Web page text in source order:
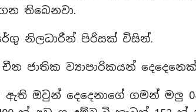
තිබෙනවා.
නිලධාරීන් පිරිසක් විසින්.
ජාතික ව්‍යාපාරිකයන්
ඔවුන් දෙදෙනාගේ ගමන් මලු